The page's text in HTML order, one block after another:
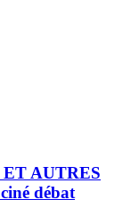
AUTRES
débat